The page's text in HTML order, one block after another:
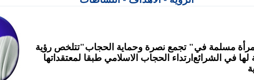
تتلخص رؤية"تجمع نصرة وحماية الحجاب"مسلمة في
ارتداء الحجاب الاسلامي طبقا لمعتقداتها لها في الشرائع